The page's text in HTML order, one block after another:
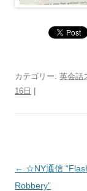
カテゴリー: 英会話
16日
投稿ナビゲーショ
← ☆NY通信
Robbery”